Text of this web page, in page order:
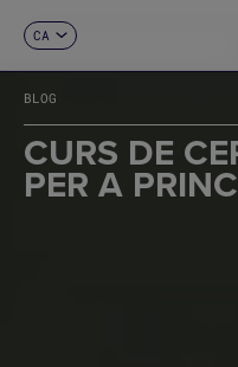
CA
FR
DE
IT
PT
BLOG
CURS DE
PER A